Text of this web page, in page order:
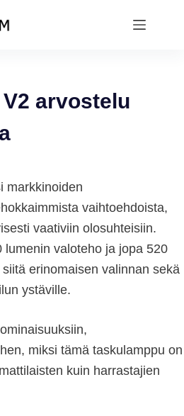
arvostelu
markkinoiden
vaihtoehdoista,
vaativiin olosuhteisiin.
lumenin valoteho ja jopa 520
erinomaisen valinnan sekä
ystäville.
miksi tämä taskulamppu on
kuin harrastajien